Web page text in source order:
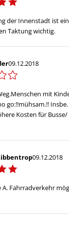
der Innenstadt ist
Taktung wichtig.
09.12.2018
mit
go:!!mühsam.!!
Kosten für
09.12.2018
A. Fahrradverkehr